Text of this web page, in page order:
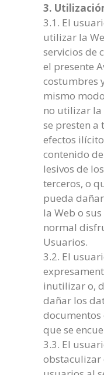
3.
3.1. El
utilizar la
servicios de
el presente
costumbres
mismo
no utilizar la
se presten a
efectos
contenido
lesivos de
terceros, o
pueda
la Web o
normal
Usuarios.
3.2. El
inutilizar o,
dañar los
documentos
que se
3.3. El
obstaculizar